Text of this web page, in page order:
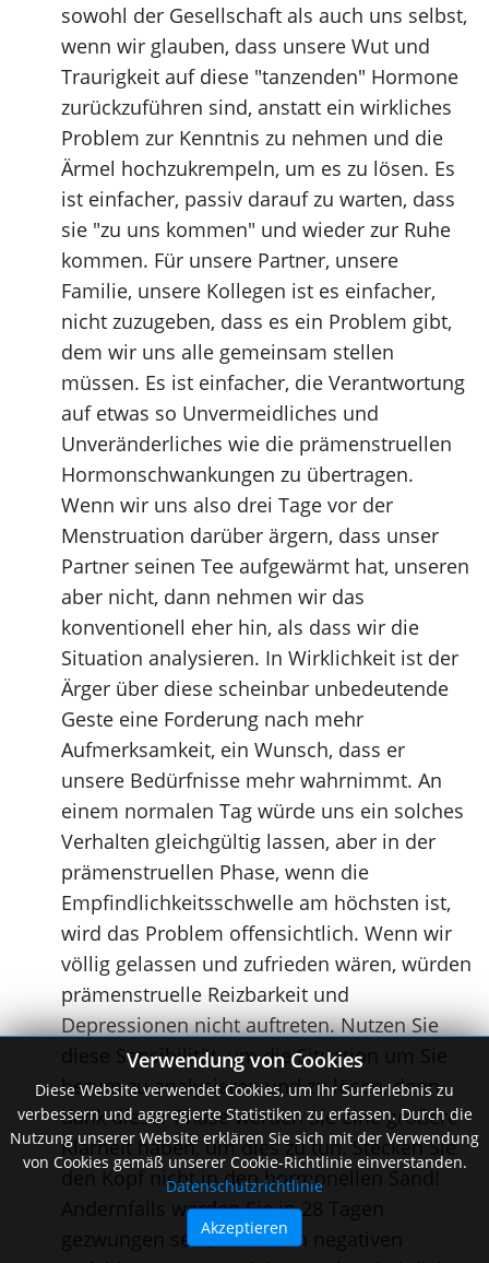
sowohl der Gesellschaft als auch uns selbst,
wenn wir glauben, dass unsere Wut und
Traurigkeit auf diese "tanzenden" Hormone
zurückzuführen sind, anstatt ein wirkliches
Problem zur Kenntnis zu nehmen und die
Ärmel hochzukrempeln, um es zu lösen. Es
ist einfacher, passiv darauf zu warten, dass
sie "zu uns kommen" und wieder zur Ruhe
kommen. Für unsere Partner, unsere
Familie, unsere Kollegen ist es einfacher,
nicht zuzugeben, dass es ein Problem gibt,
dem wir uns alle gemeinsam stellen
müssen. Es ist einfacher, die Verantwortung
auf etwas so Unvermeidliches und
Unveränderliches wie die prämenstruellen
Hormonschwankungen zu übertragen.
Wenn wir uns also drei Tage vor der
Menstruation darüber ärgern, dass unser
Partner seinen Tee aufgewärmt hat, unseren
aber nicht, dann nehmen wir das
konventionell eher hin, als dass wir die
Situation analysieren. In Wirklichkeit ist der
Ärger über diese scheinbar unbedeutende
Geste eine Forderung nach mehr
Aufmerksamkeit, ein Wunsch, dass er
unsere Bedürfnisse mehr wahrnimmt. An
einem normalen Tag würde uns ein solches
Verhalten gleichgültig lassen, aber in der
prämenstruellen Phase, wenn die
Empfindlichkeitsschwelle am höchsten ist,
wird das Problem offensichtlich. Wenn wir
völlig gelassen und zufrieden wären, würden
prämenstruelle Reizbarkeit und
Depressionen nicht auftreten. Nutzen Sie
diese Sensibilität, um die Situation um Sie
herum zu analysieren und zu lösen, denn
dank dieser Phase werden Sie eine größere
Klarheit haben, um dies zu tun. Stecken Sie
den Kopf nicht in den hormonellen Sand!
Andernfalls werden Sie in 28 Tagen
gezwungen sein, dieselben negativen
Verwendung von Cookies
Diese Website verwendet Cookies, um Ihr Surferlebnis zu
verbessern und aggregierte Statistiken zu erfassen. Durch die
Nutzung unserer Website erklären Sie sich mit der Verwendung
von Cookies gemäß unserer Cookie-Richtlinie einverstanden.
Datenschutzrichtlinie
Akzeptieren